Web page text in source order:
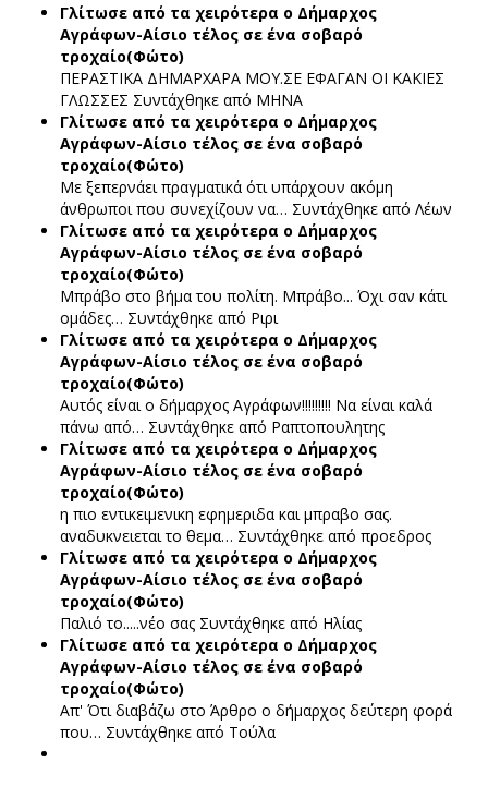
Γλίτωσε από τα χειρότερα ο Δήμαρχος
Αγράφων-Αίσιο τέλος σε ένα σοβαρό
τροχαίο(Φώτο)
ΠΕΡΑΣΤΙΚΑ ΔΗΜΑΡΧΑΡΑ ΜΟΥ.ΣΕ ΕΦΑΓΑΝ ΟΙ ΚΑΚΙΕΣ
ΓΛΩΣΣΕΣ Συντάχθηκε από ΜΗΝΑ
Γλίτωσε από τα χειρότερα ο Δήμαρχος
Αγράφων-Αίσιο τέλος σε ένα σοβαρό
τροχαίο(Φώτο)
Με ξεπερνάει πραγματικά ότι υπάρχουν ακόμη
άνθρωποι που συνεχίζουν να… Συντάχθηκε από Λέων
Γλίτωσε από τα χειρότερα ο Δήμαρχος
Αγράφων-Αίσιο τέλος σε ένα σοβαρό
τροχαίο(Φώτο)
Μπράβο στο βήμα του πολίτη. Μπράβο... Όχι σαν κάτι
ομάδες… Συντάχθηκε από Ριρι
Γλίτωσε από τα χειρότερα ο Δήμαρχος
Αγράφων-Αίσιο τέλος σε ένα σοβαρό
τροχαίο(Φώτο)
Αυτός είναι ο δήμαρχος Αγράφων!!!!!!!!! Να είναι καλά
πάνω από… Συντάχθηκε από Ραπτοπουλητης
Γλίτωσε από τα χειρότερα ο Δήμαρχος
Αγράφων-Αίσιο τέλος σε ένα σοβαρό
τροχαίο(Φώτο)
η πιο εντικειμενικη εφημεριδα και μπραβο σας.
αναδυκνειεται το θεμα… Συντάχθηκε από προεδρος
Γλίτωσε από τα χειρότερα ο Δήμαρχος
Αγράφων-Αίσιο τέλος σε ένα σοβαρό
τροχαίο(Φώτο)
Παλιό το.....νέο σας Συντάχθηκε από Ηλίας
Γλίτωσε από τα χειρότερα ο Δήμαρχος
Αγράφων-Αίσιο τέλος σε ένα σοβαρό
τροχαίο(Φώτο)
Απ' Ότι διαβάζω στο Άρθρο ο δήμαρχος δεύτερη φορά
που… Συντάχθηκε από Τούλα